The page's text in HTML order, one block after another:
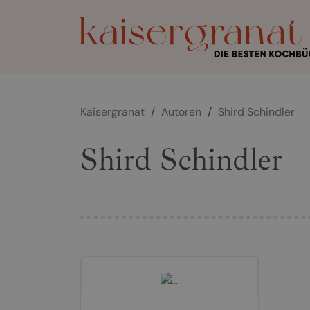
Kaisergranat / Autoren / Shird Schindler
Shird Schindler